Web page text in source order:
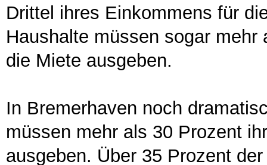
Drittel ihres Einkommens für
Haushalte müssen sogar
die Miete ausgeben.
In Bremerhaven noch
müssen mehr als 30 Prozent
ausgeben. Über 35 Prozent